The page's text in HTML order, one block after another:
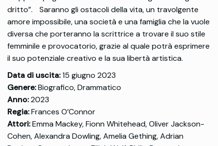
dritto”. Saranno gli ostacoli della vita, un travolgente
amore impossibile, una società e una famiglia che la vuole
diversa che porteranno la scrittrice a trovare il suo stile
femminile e provocatorio, grazie al quale potrà esprimere
il suo potenziale creativo e la sua libertà artistica.
Data di uscita:15 giugno 2023
Genere:Biografico, Drammatico
Anno:2023
Regia:Frances O’Connor
Attori:Emma Mackey, Fionn Whitehead, Oliver Jackson-
Cohen, Alexandra Dowling, Amelia Gething, Adrian